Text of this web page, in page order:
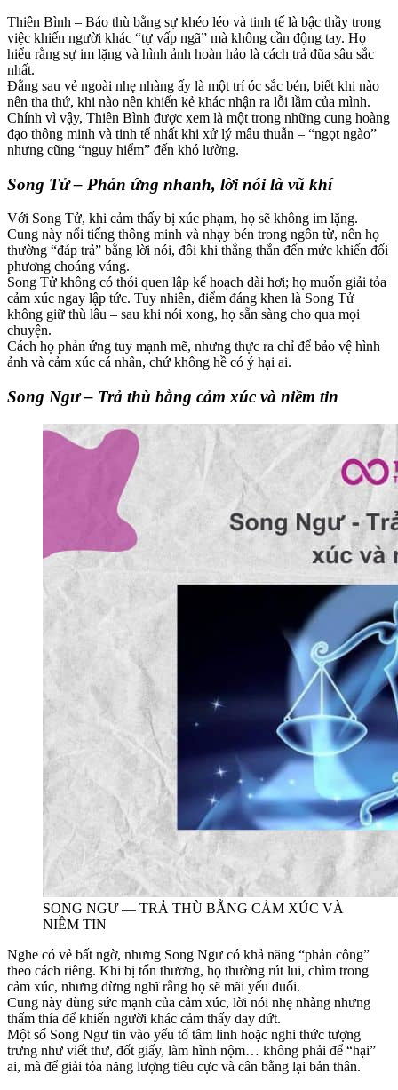
Thiên Bình – Báo thù bằng sự khéo léo và tinh tế là bậc thầy trong
việc khiến người khác “tự vấp ngã” mà không cần động tay. Họ
hiểu rằng sự im lặng và hình ảnh hoàn hảo là cách trả đũa sâu sắc
nhất.
Đằng sau vẻ ngoài nhẹ nhàng ấy là một trí óc sắc bén, biết khi nào
nên tha thứ, khi nào nên khiến kẻ khác nhận ra lỗi lầm của mình.
Chính vì vậy, Thiên Bình được xem là một trong những cung hoàng
đạo thông minh và tinh tế nhất khi xử lý mâu thuẫn – “ngọt ngào”
nhưng cũng “nguy hiểm” đến khó lường.
Song Tử – Phản ứng nhanh, lời nói là vũ khí
Với Song Tử, khi cảm thấy bị xúc phạm, họ sẽ không im lặng.
Cung này nổi tiếng thông minh và nhạy bén trong ngôn từ, nên họ
thường “đáp trả” bằng lời nói, đôi khi thẳng thắn đến mức khiến đối
phương choáng váng.
Song Tử không có thói quen lập kế hoạch dài hơi; họ muốn giải tỏa
cảm xúc ngay lập tức. Tuy nhiên, điểm đáng khen là Song Tử
không giữ thù lâu – sau khi nói xong, họ sẵn sàng cho qua mọi
chuyện.
Cách họ phản ứng tuy mạnh mẽ, nhưng thực ra chỉ để bảo vệ hình
ảnh và cảm xúc cá nhân, chứ không hề có ý hại ai.
Song Ngư – Trả thù bằng cảm xúc và niềm tin
SONG NGƯ — TRẢ THÙ BẰNG CẢM XÚC VÀ
NIỀM TIN
Nghe có vẻ bất ngờ, nhưng Song Ngư có khả năng “phản công”
theo cách riêng. Khi bị tổn thương, họ thường rút lui, chìm trong
cảm xúc, nhưng đừng nghĩ rằng họ sẽ mãi yếu đuối.
Cung này dùng sức mạnh của cảm xúc, lời nói nhẹ nhàng nhưng
thấm thía để khiến người khác cảm thấy day dứt.
Một số Song Ngư tin vào yếu tố tâm linh hoặc nghi thức tượng
trưng như viết thư, đốt giấy, làm hình nộm… không phải để “hại”
ai, mà để giải tỏa năng lượng tiêu cực và cân bằng lại bản thân.